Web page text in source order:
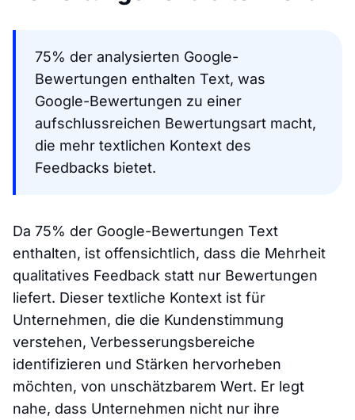
75% der analysierten Google-
Bewertungen enthalten Text, was
Google-Bewertungen zu einer
aufschlussreichen Bewertungsart macht,
die mehr textlichen Kontext des
Feedbacks bietet.
Da 75% der Google-Bewertungen Text
enthalten, ist offensichtlich, dass die Mehrheit
qualitatives Feedback statt nur Bewertungen
liefert. Dieser textliche Kontext ist für
Unternehmen, die die Kundenstimmung
verstehen, Verbesserungsbereiche
identifizieren und Stärken hervorheben
möchten, von unschätzbarem Wert. Er legt
nahe, dass Unternehmen nicht nur ihre